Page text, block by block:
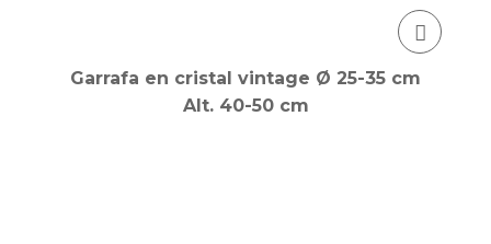
Garrafa en cristal vintage Ø 25-35 cm
Alt. 40-50 cm